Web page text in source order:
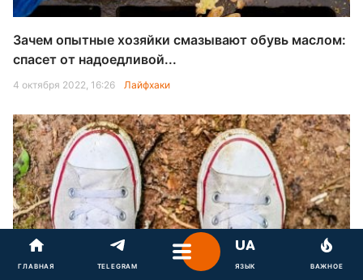
Зачем опытные хозяйки смазывают обувь маслом:
спасет от надоедливой...
4 октября 2022, 16:26 Лайфхаки
ГЛАВНАЯ TELEGRAM ЯЗЫК ВАЖНОЕ